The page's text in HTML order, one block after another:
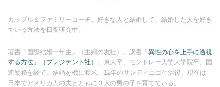
ライフスタイル
恋愛/結婚/離婚
カップル＆ファミリーコーチ。好きな人と結婚して、結婚した人を好き
でいる方法を日夜研究中。
著書「国際結婚一年生」（主婦の友社）、訳書 「異性の心を上手に透視
する方法」（プレジデント社） 。東大卒、モントレー大学大学院卒、国
連勤務を経て、結婚を機に渡米。12年のサンディエゴ生活後、現在は
日本でアメリカ人の夫とともに３人の男の子を育てている。